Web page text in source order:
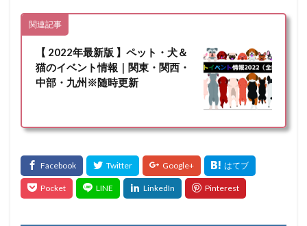
関連記事
【 2022年最新版 】ペット・犬＆
猫のイベント情報｜関東・関西・
中部・九州※随時更新